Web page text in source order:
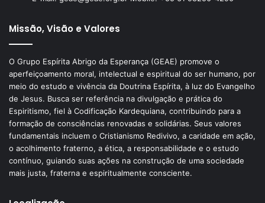
Missão, Visão e Valores
O Grupo Espírita Abrigo da Esperança (GEAE) promove o
aperfeiçoamento moral, intelectual e espiritual do ser humano, por
meio do estudo e vivência da Doutrina Espírita, à luz do Evangelho
de Jesus. Busca ser referência na divulgação e prática do
Espiritismo, fiel à Codificação Kardequiana, contribuindo para a
formação de consciências renovadas e solidárias. Seus valores
fundamentais incluem o Cristianismo Redivivo, a caridade em ação,
o acolhimento fraterno, a ética, a responsabilidade e o estudo
contínuo, guiando suas ações na construção de uma sociedade
mais justa, fraterna e espiritualmente consciente.